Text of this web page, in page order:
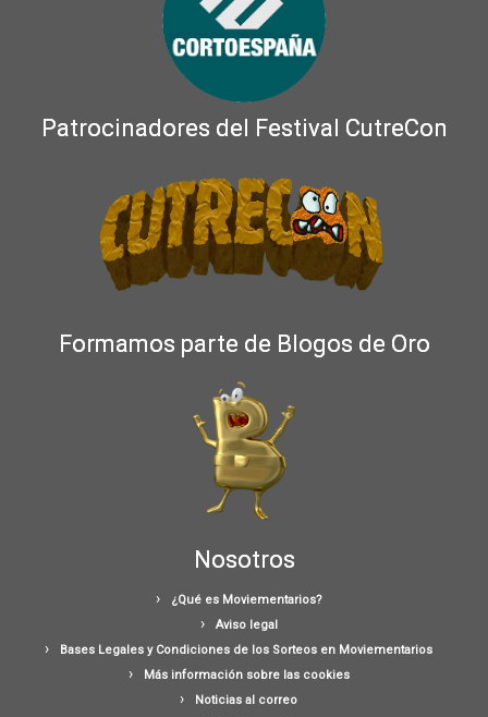
Patrocinadores del Festival CutreCon
Formamos parte de Blogos de Oro
Nosotros
¿Qué es Moviementarios?
Aviso legal
Bases Legales y Condiciones de los Sorteos en Moviementarios
Más información sobre las cookies
Noticias al correo